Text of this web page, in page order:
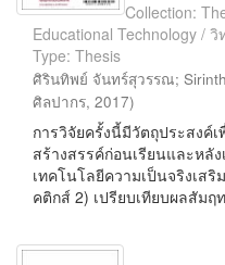
Collection:
Educational Technology /
Type: Thesis
ศิรินทิพย์ จันทร์สุวรรณ;
ศิลปากร, 2017)
การวิจัยครั้งนี้มีวัตถุประ
สร้างสรรค์ก่อนเรียนและ
เทคโนโลยีความเป็นจริงเส
คติกส์ 2) เปรียบเทียบผลสัมฤ